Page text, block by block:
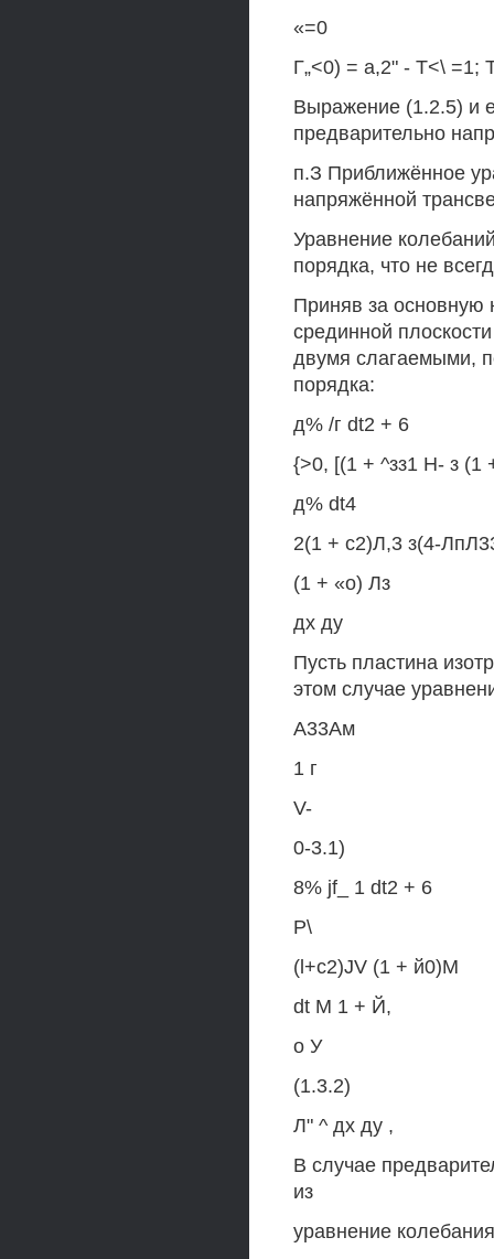
«=0
Г„<0) = а,2" - Т<\ =1;
Выражение (1.2.5) и
предварительно
п.З Приближённое
напряжённой
Уравнение
порядка, что не
Приняв за основную
срединной
двумя слагаемыми,
порядка:
д% /г dt2 + 6
{>0, [(1 + ^зз1 Н- з (1
д% dt4
2(1 + с2)Л,3 з(4-
(1 + «о) Лз
дх ду
Пусть пластина
этом случае
А33Ам
1 г
V-
0-3.1)
8% jf_ 1 dt2 + 6
Р\
(l+c2)JV (1 + й0)М
dt M 1 + Й,
о У
(1.3.2)
Л" ^ дх ду ,
В случае
из
уравнение